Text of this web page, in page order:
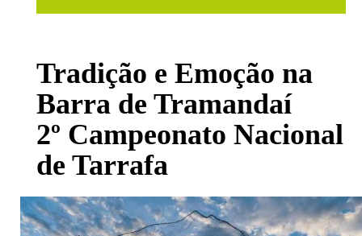
Tradição e Emoção na
Barra de Tramandaí
2º Campeonato Nacional
de Tarrafa